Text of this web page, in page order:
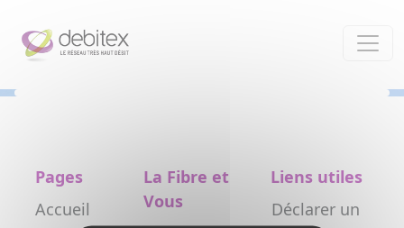
Pages
Accueil
La Fibre et
Vous
Liens utiles
Déclarer un